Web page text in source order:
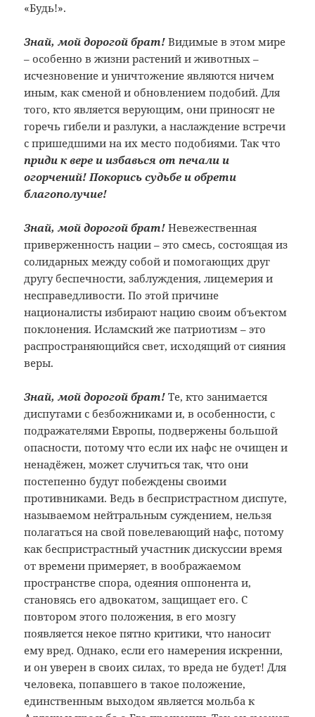
«Будь!».
Знай, мой дорогой брат! Видимые в этом мире
– особенно в жизни растений и животных –
исчезновение и уничтожение являются ничем
иным, как сменой и обновлением подобий. Для
того, кто является верующим, они приносят не
горечь гибели и разлуки, а наслаждение встречи
с пришедшими на их место подобиями. Так что
приди к вере и избавься от печали и
огорчений! Покорись судьбе и обрети
благополучие!
Знай, мой дорогой брат! Невежественная
приверженность нации – это смесь, состоящая из
солидарных между собой и помогающих друг
другу беспечности, заблуждения, лицемерия и
несправедливости. По этой причине
националисты избирают нацию своим объектом
поклонения. Исламский же патриотизм – это
распространяющийся свет, исходящий от сияния
веры.
Знай, мой дорогой брат! Те, кто занимается
диспутами с безбожниками и, в особенности, с
подражателями Европы, подвержены большой
опасности, потому что если их нафс не очищен и
ненадёжен, может случиться так, что они
постепенно будут побеждены своими
противниками. Ведь в беспристрастном диспуте,
называемом нейтральным суждением, нельзя
полагаться на свой повелевающий нафс, потому
как беспристрастный участник дискуссии время
от времени примеряет, в воображаемом
пространстве спора, одеяния оппонента и,
становясь его адвокатом, защищает его. С
повтором этого положения, в его мозгу
появляется некое пятно критики, что наносит
ему вред. Однако, если его намерения искренни,
и он уверен в своих силах, то вреда не будет! Для
человека, попавшего в такое положение,
единственным выходом является мольба к